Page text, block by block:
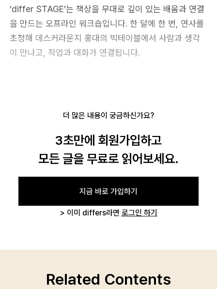
‘differ STAGE’는 책상을 무대로 깊이 있는 배움과 연결
을 만드는 오프라인 워크숍입니다. 한 달에 한 번, 연사를
초청해 데스커라운지 홍대의 빅테이블에서 사람과 생각
이 만나고, 작업과 대화가 연결됩니다.
더 많은 내용이 궁금하신가요?
3초만에 회원가입하고
모든 글을 무료로 읽어보세요.
지금 바로 가입하기
> 이미 differs라면 로그인 하기
Related Contents
로그인